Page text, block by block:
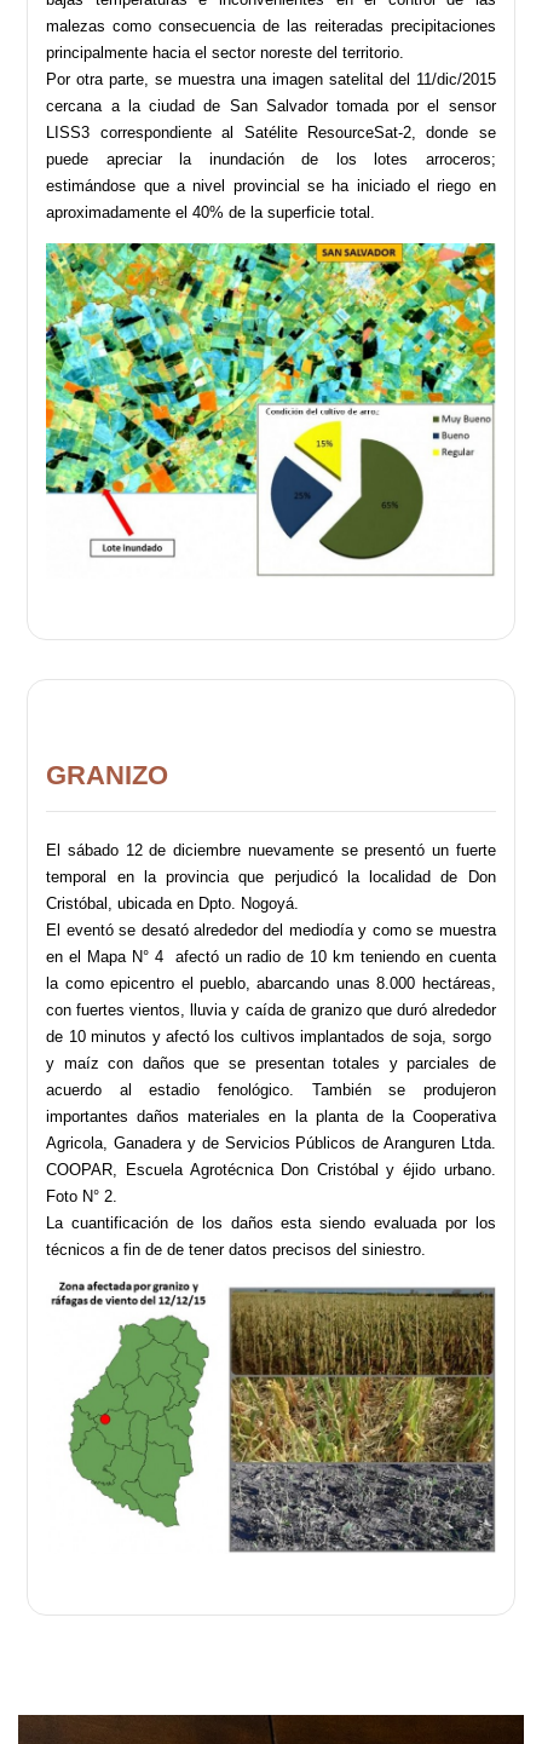
malezas como consecuencia de las reiteradas precipitaciones
principalmente hacia el sector noreste del territorio.
Por otra parte, se muestra una imagen satelital del 11/dic/2015
cercana a la ciudad de San Salvador tomada por el sensor
LISS3 correspondiente al Satélite ResourceSat-2, donde se
puede apreciar la inundación de los lotes arroceros;
estimándose que a nivel provincial se ha iniciado el riego en
aproximadamente el 40% de la superficie total.
GRANIZO
El sábado 12 de diciembre nuevamente se presentó un fuerte
temporal en la provincia que perjudicó la localidad de Don
Cristóbal, ubicada en Dpto. Nogoyá.
El eventó se desató alrededor del mediodía y como se muestra
en el Mapa N° 4 afectó un radio de 10 km teniendo en cuenta
la como epicentro el pueblo, abarcando unas 8.000 hectáreas,
con fuertes vientos, lluvia y caída de granizo que duró alrededor
de 10 minutos y afectó los cultivos implantados de soja, sorgo
y maíz con daños que se presentan totales y parciales de
acuerdo al estadio fenológico. También se produjeron
importantes daños materiales en la planta de la Cooperativa
Agricola, Ganadera y de Servicios Públicos de Aranguren Ltda.
COOPAR, Escuela Agrotécnica Don Cristóbal y éjido urbano.
Foto N° 2.
La cuantificación de los daños esta siendo evaluada por los
técnicos a fin de de tener datos precisos del siniestro.